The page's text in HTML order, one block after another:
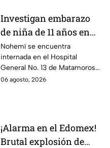
Investigan embarazo
de niña de 11 años en
Matamoros,
Tamaulipas; ¿qué pasó
con Nohemí?
Nohemí se encuentra
internada en el Hospital
General No. 13 de Matamoros
tras complicaciones por un
06 agosto, 2026
¡Alarma en el Edomex!
Brutal explosión de